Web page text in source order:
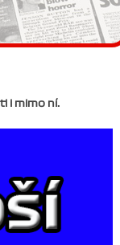
i mimo ní.